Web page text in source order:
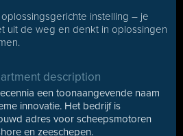
instelling – je
uit de weg en denkt in oplossingen
description
een toonaangevende naam
innovatie. Het bedrijf is
adres voor scheepsmotoren
en zeeschepen.